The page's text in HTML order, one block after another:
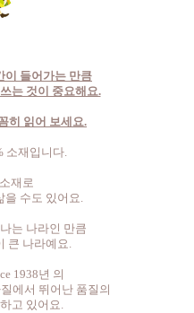
이 들어가는 만큼
는 것이 중요해요.
히 읽어 보세요.
소재입니다.
재로
을 수도 있어요.
는 나라인 만큼
큰 나라예요.
1938년 의
에서 뛰어난 품질의
고 있어요.